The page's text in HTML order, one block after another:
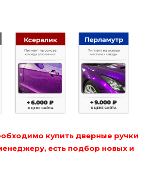
купить дверные ручки
есть подбор новых и